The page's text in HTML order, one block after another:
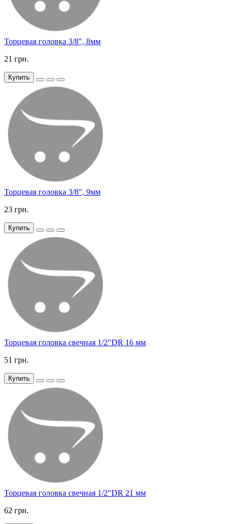
Торцевая головка 3/8", 8мм
21 грн.
Купить
Торцевая головка 3/8", 9мм
23 грн.
Купить
Торцевая головка свечная 1/2"DR 16 мм
51 грн.
Купить
Торцевая головка свечная 1/2"DR 21 мм
62 грн.